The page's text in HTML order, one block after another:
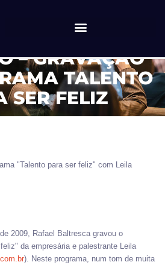
/ LEILA
– GRAVAÇÃO
TALENTO
SER FELIZ
"Talento para ser feliz" com Leila
2009, Rafael Baltresca gravou o
da empresária e palestrante Leila
). Neste programa, num tom de muita